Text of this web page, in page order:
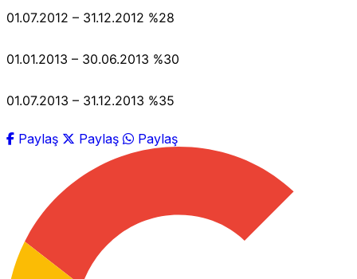
01.07.2012 – 31.12.2012 %28
01.01.2013 – 30.06.2013 %30
01.07.2013 – 31.12.2013 %35
Paylaş Paylaş Paylaş